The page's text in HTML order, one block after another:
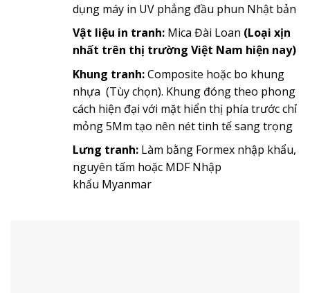
dụng máy in UV phẳng đầu phun Nhật bản
Vật liệu in tranh:Mica Đài Loan (Loại xịn
nhất trên thị trường Việt Nam hiện nay)
Khung tranh:Composite hoặc bo khung
nhựa (Tùy chọn). Khung đóng theo phong
cách hiện đại với mặt hiển thị phía trước chỉ
mỏng 5Mm tạo nên nét tinh tế sang trọng
Lưng tranh:Làm bằng Formex nhập khẩu,
nguyên tấm hoặc MDF Nhập
khẩu Myanmar